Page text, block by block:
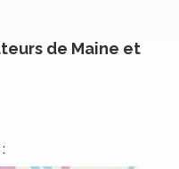
de Maine et